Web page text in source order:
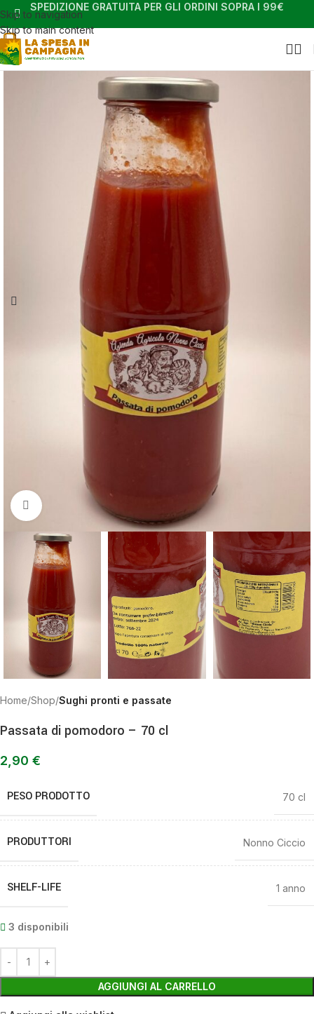
Skip to navigation
Skip to main content
SPEDIZIONE GRATUITA PER GLI ORDINI SOPRA I 99€
Clicca per ingrandire
Home Shop Sughi pronti e passate
Passata di pomodoro – 70 cl
2,90 €
PESO PRODOTTO 70 cl
PRODUTTORI Nonno Ciccio
SHELF-LIFE 1 anno
3 disponibili
AGGIUNGI AL CARRELLO